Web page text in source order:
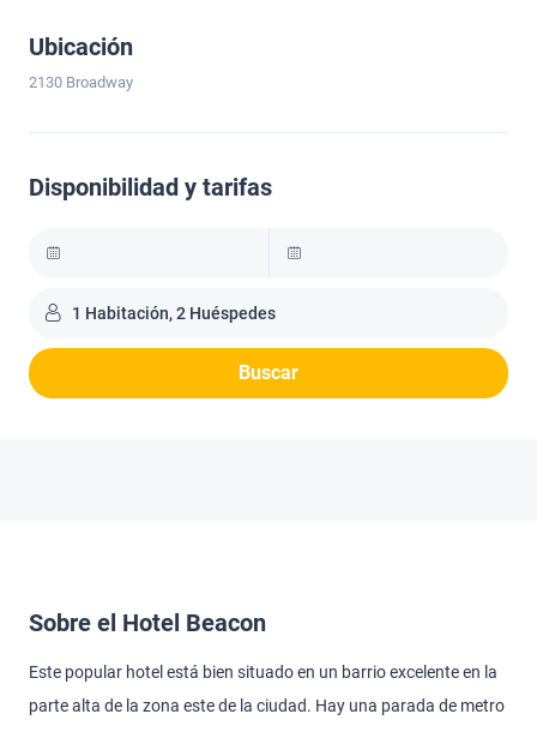
Ubicación
2130 Broadway
Disponibilidad y tarifas
1 Habitación, 2 Huéspedes
Buscar
Sobre el Hotel Beacon
Este popular hotel está bien situado en un barrio excelente en la
parte alta de la zona este de la ciudad. Hay una parada de metro